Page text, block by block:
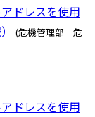
ドレスを使用
(危機管理部 危
ドレスを使用